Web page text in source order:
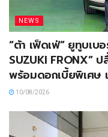
NEWS
“ต้า เฟ็ดเฟ่” ยูทูบเบ
SUZUKI FRONX”
พร้อมดอกเบี้ยพิเศษ
10/08/2026